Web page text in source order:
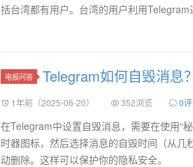
括台湾都有用户。台湾的用户利用
电报问答 Telegram如何自毁消息？
1年前（2025-06-20） 352浏览 0
在Telegram中设置自毁消息，需要在使用“
时器图标，然后选择消息的自毁时间（从
动删除。这样可以保护你的隐私安全。